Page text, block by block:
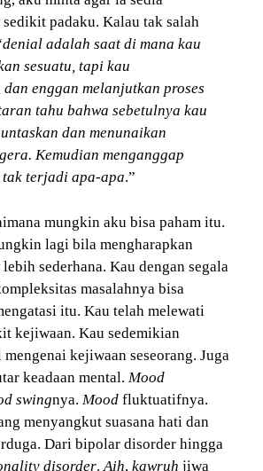
padaku. Kalau tak salah
denial adalah saat di mana kau
sesuatu, tapi kau
enggan melanjutkan proses
tahu bahwa sebetulnya kau
dan menunaikan
Kemudian menganggap
terjadi apa-apa.”
mungkin aku bisa paham itu.
lagi bila mengharapkan
sederhana. Kau dengan segala
masalahnya bisa
itu. Kau telah melewati
kejiwaan. Kau sedemikian
kejiwaan seseorang. Juga
keadaan mental. Mood
swingnya. Moodfluktuatifnya.
menyangkut suasana hati dan
Dari bipolar disorder hingga
disorder.Aih, kawruh jiwa